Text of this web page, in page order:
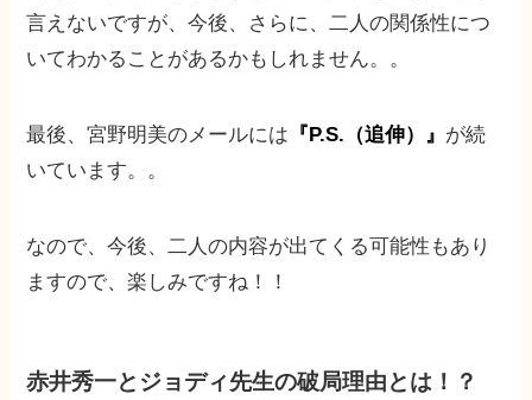
言えないですが、今後、さらに、二人の関係性につ
いてわかることがあるかもしれません。。
最後、宮野明美のメールには 『P.S.（追伸）』 が続
いています。。
なので、今後、二人の内容が出てくる可能性もあり
ますので、楽しみですね！！
赤井秀一とジョディ先生の破局理由とは！？